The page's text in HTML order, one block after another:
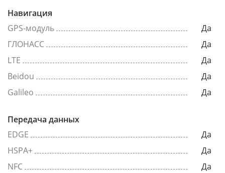
Навигация
GPS-модуль
Да
ГЛОНАСС
Да
LTE
Да
Beidou
Да
Galileo
Да
Передача данных
EDGE
Да
HSPA+
Да
NFC
Да